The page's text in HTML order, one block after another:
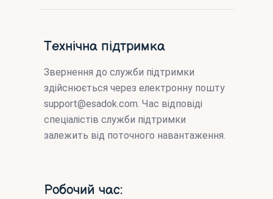
Технічна підтримка
Звернення до служби підтримки
здійснюється через електронну пошту
support@esadok.com. Час відповіді
спеціалістів служби підтримки
залежить від поточного навантаження.
Робочий час: